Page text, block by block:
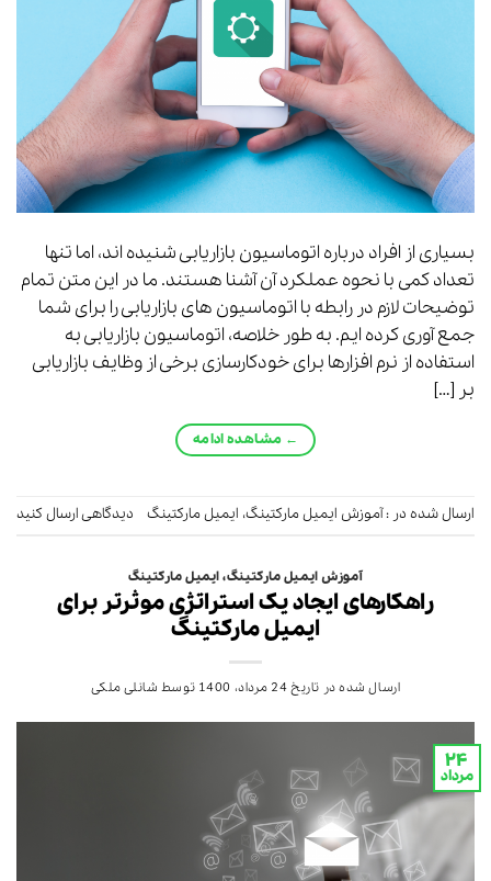
بسیاری از افراد درباره اتوماسیون بازاریابی شنیده اند، اما تنها
تعداد کمی با نحوه عملکرد آن آشنا هستند. ما در این متن تمام
توضیحات لازم در رابطه با اتوماسیون های بازاریابی را برای شما
جمع آوری کرده ایم. به طور خلاصه، اتوماسیون بازاریابی به
استفاده از نرم افزارها برای خودکارسازی برخی از وظایف بازاریابی
بر […]
← مشاهده ادامه
ارسال شده در :آموزش ایمیل مارکتینگ، ایمیل مارکتینگ دیدگاهی ارسال کنید
آموزش ایمیل مارکتینگ،ایمیل مارکتینگ
راهکارهای ایجاد یک استراتژی موثرتر برای
ایمیل مارکتینگ
ارسال شده در تاریخ24 مرداد، 1400 توسط شانلی ملکی
۲۴
مرداد